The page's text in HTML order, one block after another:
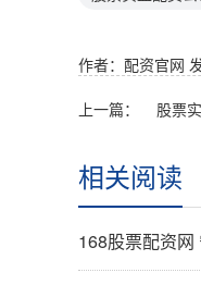
作者：配资官网
上一篇：
相关阅读
168股票配资网 宁德时